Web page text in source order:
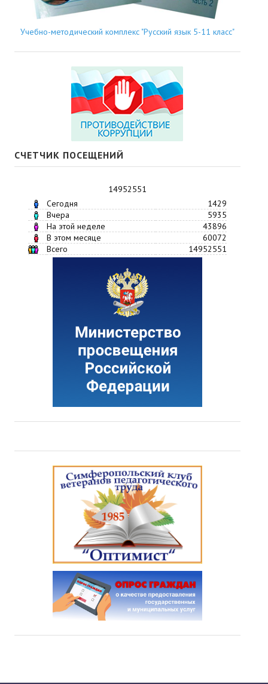
Учебно-методический комплекс "Русский язык 5-11 класс"
СЧЕТЧИК ПОСЕЩЕНИЙ
14952551
Сегодня
1429
Вчера
5935
На этой неделе
43896
В этом месяце
60072
Всего
14952551